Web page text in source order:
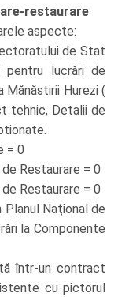
restaurare
aspecte:
de Stat
pentru lucrări de
Mănăstirii Hurezi (
tehnic, Detalii de
= 0
Restaurare = 0
Restaurare = 0
Naţional de
la Componente
într-un contract
cu pictorul